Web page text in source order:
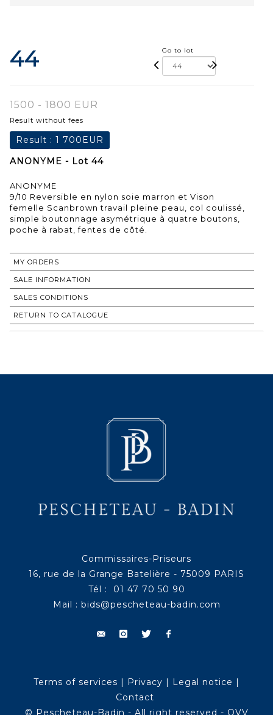
44 Go to lot
1500 - 1800 EUR
Result without fees
Result : 1 700EUR
ANONYME - Lot 44
ANONYME
9/10 Reversible en nylon soie marron et Vison
femelle Scanbrown travail pleine peau, col coulissé,
simple boutonnage asymétrique à quatre boutons,
poche à rabat, fentes de côté.
MY ORDERS
SALE INFORMATION
SALES CONDITIONS
RETURN TO CATALOGUE
Commissaires-Priseurs
16, rue de la Grange Batelière - 75009 PARIS
Tél : 01 47 70 50 90
Mail : bids@pescheteau-badin.com
Terms of services | Privacy | Legal notice |
Contact
© Pescheteau-Badin - All right reserved - OVV